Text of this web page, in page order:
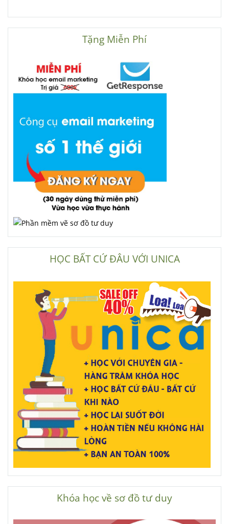
Tặng Miễn Phí
HỌC BẤT CỨ ĐÂU VỚI UNICA
Khóa học về sơ đồ tư duy